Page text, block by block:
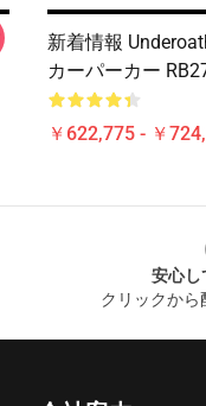
新着情報
カーパーカー
￥622,775 - ￥
安心し
クリックか